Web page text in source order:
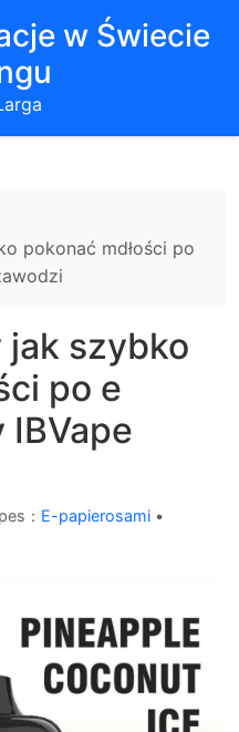
w Świecie
pokonać mdłości po
jak szybko
po e
： E-papierosami •